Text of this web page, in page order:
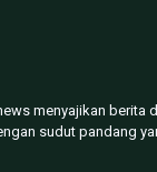
menyajikan berita
sudut pandang